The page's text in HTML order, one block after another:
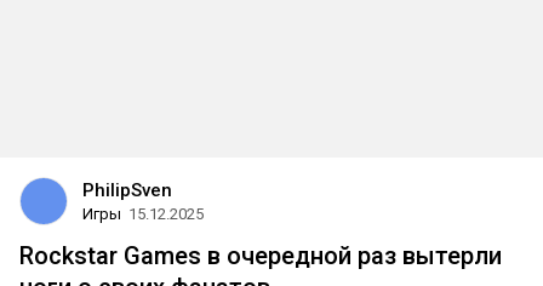
PhilipSven
Игры 15.12.2025
Rockstar Games в очередной раз вытерли